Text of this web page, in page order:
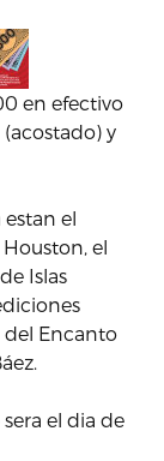
en efectivo
y
el
el
Islas
del Encanto
el dia de